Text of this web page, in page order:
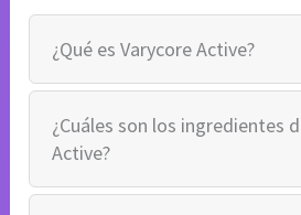
¿Qué es Varycore Active?
¿Cuáles son los ingredientes
Active?